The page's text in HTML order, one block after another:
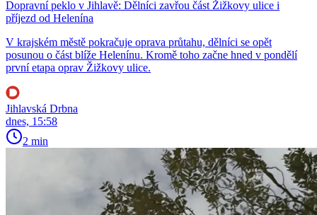
Dopravní peklo v Jihlavě: Dělníci zavřou část Žižkovy ulice i
příjezd od Helenína
V krajském městě pokračuje oprava průtahu, dělníci se opět
posunou o část blíže Helenínu. Kromě toho začne hned v pondělí
první etapa oprav Žižkovy ulice.
Jihlavská Drbna
dnes, 15:58
2 min